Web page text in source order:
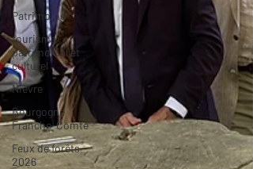
Patrimoine
tourisme
patrimonial et
culturel
Nièvre
Bourgogne
Franche-Comté
Feux de forêts
2026